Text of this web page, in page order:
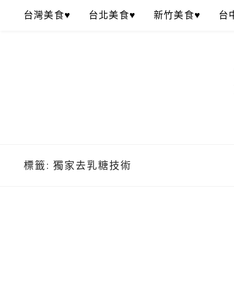
台灣美食♥ 台北美食♥ 新竹美食♥ 台
標籤: 獨家去乳糖技術